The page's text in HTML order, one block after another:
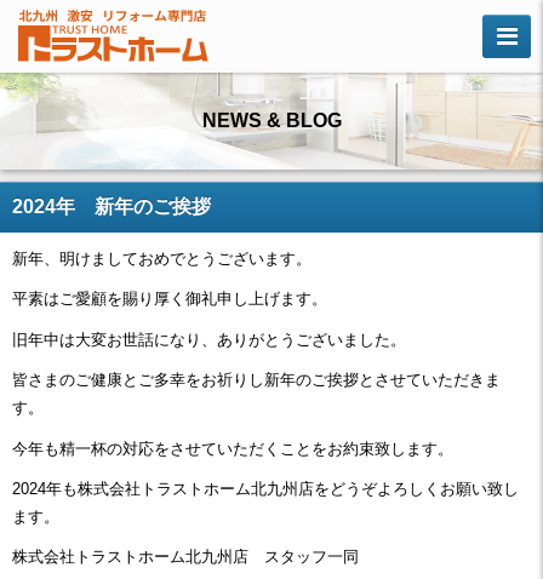
NEWS & BLOG
2024年 新年のご挨拶
新年、明けましておめでとうございます。
平素はご愛顧を賜り厚く御礼申し上げます。
旧年中は大変お世話になり、ありがとうございました。
皆さまのご健康とご多幸をお祈りし新年のご挨拶とさせていただきま
す。
今年も精一杯の対応をさせていただくことをお約束致します。
2024年も株式会社トラストホーム北九州店をどうぞよろしくお願い致し
ます。
株式会社トラストホーム北九州店 スタッフ一同